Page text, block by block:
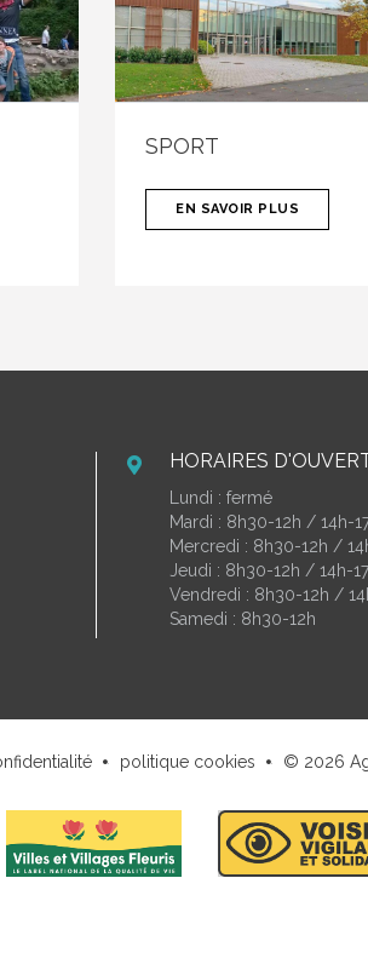
SPORT
EN SAVOIR PLUS
HORAIRES
Lundi : fermé
Mardi : 8h30-12h / 14h-
Mercredi : 8h30-12h /
Jeudi : 8h30-12h / 14h-
Vendredi : 8h30-12h /
Samedi : 8h30-12h
. politique cookies . © 2026